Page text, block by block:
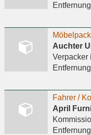
Auchter
Verpacker
Fahrer /
April